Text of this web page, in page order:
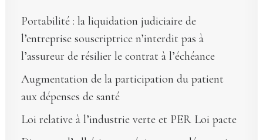
Portabilité : la liquidation judiciaire de
l’entreprise souscriptrice n’interdit pas à
l’assureur de résilier le contrat à l’échéance
Augmentation de la participation du patient
aux dépenses de santé
Loi relative à l’industrie verte et PER Loi pacte